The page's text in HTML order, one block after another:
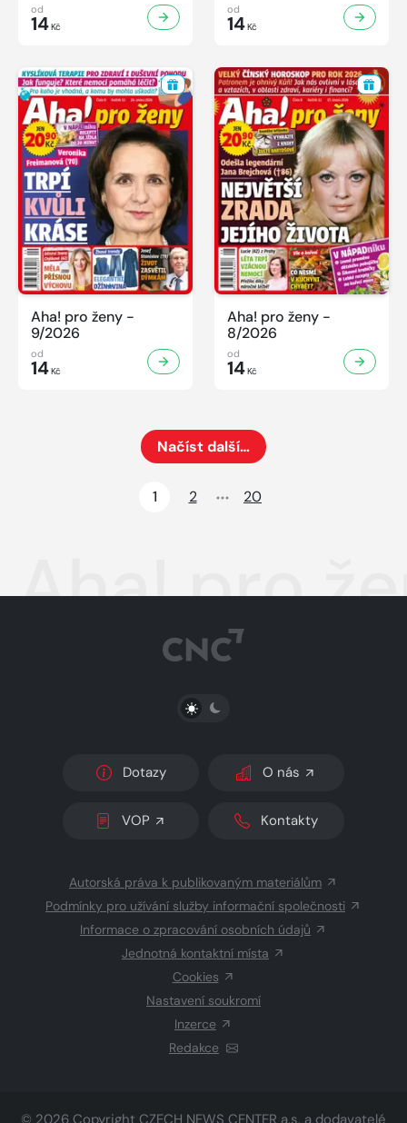
od
14Kč
od
14Kč
Aha! pro ženy -
9/2026
od
14Kč
Aha! pro ženy -
8/2026
od
14Kč
Načíst další…
1
2 20
Aha! pro
PŘEPNOUT SVĚTLÝ/TMAVÝ REŽIM
Dotazy O nás
VOP Kontakty
Autorská práva k publikovaným materiálům
Podmínky pro užívání služby informační společnosti
Informace o zpracování osobních údajů
Jednotná kontaktní místa
Cookies
Nastavení soukromí
Inzerce
Redakce
© 2026 Copyright CZECH NEWS CENTER a.s. a dodavatelé